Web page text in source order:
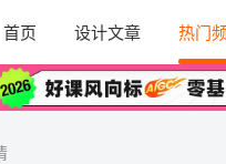
首页 设计文章 热门